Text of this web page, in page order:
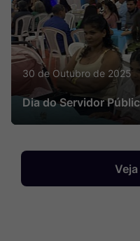
30 de Outubro de 2025
Dia do Servidor